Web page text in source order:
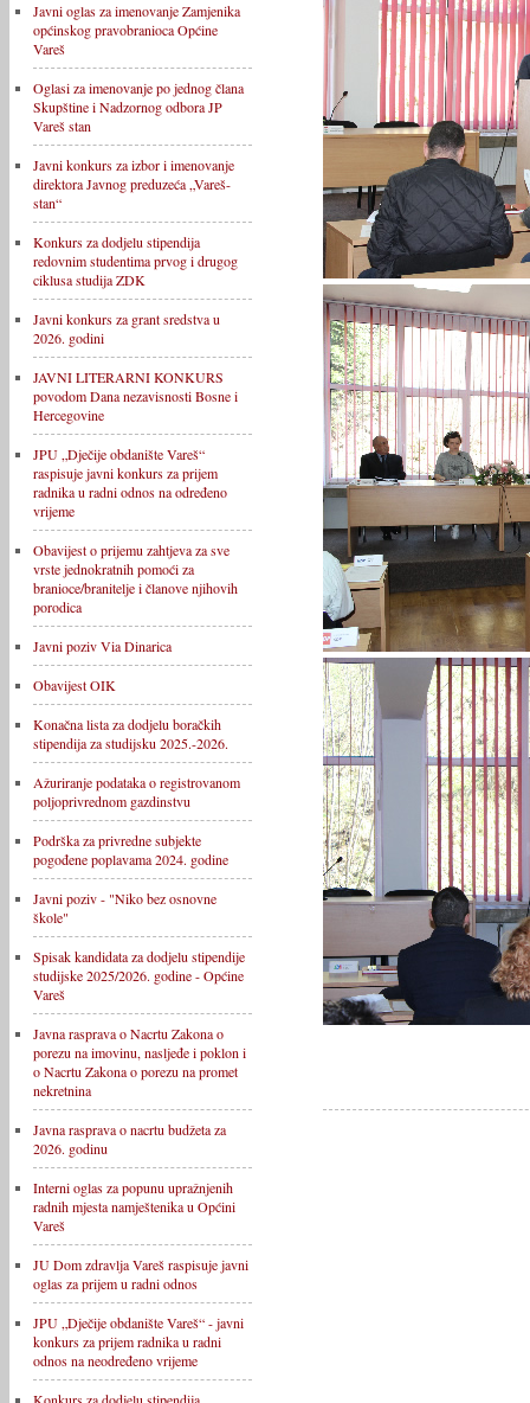
Javni oglas za imenovanje Zamjenika
općinskog pravobranioca Općine
Vareš
Oglasi za imenovanje po jednog člana
Skupštine i Nadzornog odbora JP
Vareš stan
Javni konkurs za izbor i imenovanje
direktora Javnog preduzeća „Vareš-
stan“
Konkurs za dodjelu stipendija
redovnim studentima prvog i drugog
ciklusa studija ZDK
Javni konkurs za grant sredstva u
2026. godini
JAVNI LITERARNI KONKURS
povodom Dana nezavisnosti Bosne i
Hercegovine
JPU „Dječije obdanište Vareš“
raspisuje javni konkurs za prijem
radnika u radni odnos na određeno
vrijeme
Obavijest o prijemu zahtjeva za sve
vrste jednokratnih pomoći za
branioce/branitelje i članove njihovih
porodica
Javni poziv Via Dinarica
Obavijest OIK
Konačna lista za dodjelu boračkih
stipendija za studijsku 2025.-2026.
Ažuriranje podataka o registrovanom
poljoprivrednom gazdinstvu
Podrška za privredne subjekte
pogođene poplavama 2024. godine
Javni poziv - "Niko bez osnovne
škole"
Spisak kandidata za dodjelu stipendije
studijske 2025/2026. godine - Općine
Vareš
Javna rasprava o Nacrtu Zakona o
porezu na imovinu, nasljeđe i poklon i
o Nacrtu Zakona o porezu na promet
nekretnina
Javna rasprava o nacrtu budžeta za
2026. godinu
Interni oglas za popunu upražnjenih
radnih mjesta namještenika u Općini
Vareš
JU Dom zdravlja Vareš raspisuje javni
oglas za prijem u radni odnos
JPU „Dječije obdanište Vareš“ - javni
konkurs za prijem radnika u radni
odnos na neodređeno vrijeme